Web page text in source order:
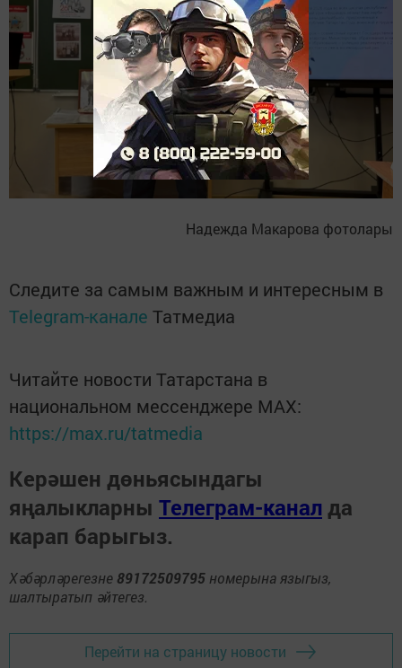
Надежда Макарова фотолары
Следите за самым важным и интересным в
Telegram-канале Татмедиа
Читайте новости Татарстана в
национальном мессенджере MАХ:
https://max.ru/tatmedia
Керәшен дөньясындагы
яңалыкларны Телеграм-канал да
карап барыгыз.
Хәбәрләрегезне 89172509795 номерына языгыз,
шалтыратып әйтегез.
Перейти на страницу новости